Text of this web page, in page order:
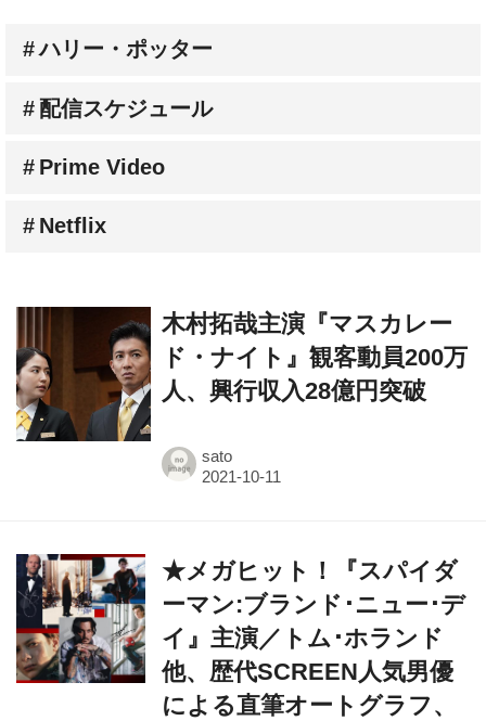
ハリー・ポッター
配信スケジュール
Prime Video
Netflix
木村拓哉主演『マスカレー
ド・ナイト』観客動員200万
人、興行収入28億円突破
sato
★メガヒット！『スパイダ
ーマン:ブランド･ニュー･デ
イ』主演／トム･ホランド
他、歴代SCREEN人気男優
による直筆オートグラフ、